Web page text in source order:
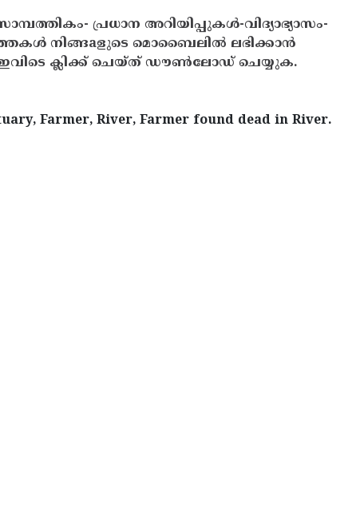
പ്രധാന അറിയിപ്പുകൾ-വിദ്യാഭ്യാസം-
നിങ്ങaളുടെ മൊബൈലിൽ ലഭിക്കാൻ
ക്ലിക്ക് ചെയ്ത് ഡൗൺലോഡ് ചെയ്യുക.
Farmer, River, Farmer found dead in River.